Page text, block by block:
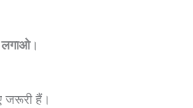
लगाओ।
जरूरी हैं।